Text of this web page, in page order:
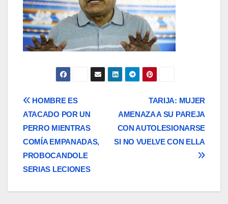
Navegación
de
entradas
TARIJA: MUJER
AMENAZA A SU PAREJA
CON AUTOLESIONARSE
SI NO VUELVE CON ELLA
HOMBRE ES
ATACADO POR UN
PERRO MIENTRAS
COMÍA EMPANADAS,
PROBOCANDOLE
SERIAS LECIONES